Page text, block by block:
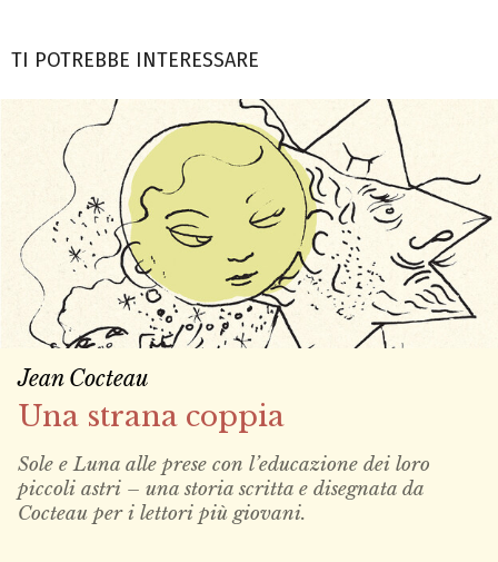
TI POTREBBE INTERESSARE
Jean Cocteau
Una strana coppia
Sole e Luna alle prese con l’educazione dei loro
piccoli astri – una storia scritta e disegnata da
Cocteau per i lettori più giovani.